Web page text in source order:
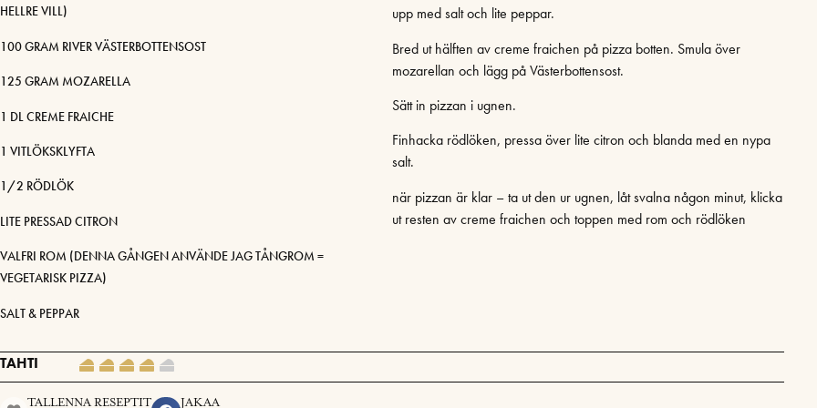
HELLRE VILL)
100 GRAM RIVER VÄSTERBOTTENSOST
125 GRAM MOZARELLA
1 DL CREME FRAICHE
1 VITLÖKSKLYFTA
1/2 RÖDLÖK
LITE PRESSAD CITRON
VALFRI ROM (DENNA GÅNGEN ANVÄNDE JAG TÅNGROM =
VEGETARISK PIZZA)
SALT & PEPPAR
upp med salt och lite peppar.
Bred ut hälften av creme fraichen på pizza botten. Smula över
mozarellan och lägg på Västerbottensost.
Sätt in pizzan i ugnen.
Finhacka rödlöken, pressa över lite citron och blanda med en nypa
salt.
när pizzan är klar – ta ut den ur ugnen, låt svalna någon minut, klicka
ut resten av creme fraichen och toppen med rom och rödlöken
TAHTI
TALLENNA RESEPTIT JAKAA